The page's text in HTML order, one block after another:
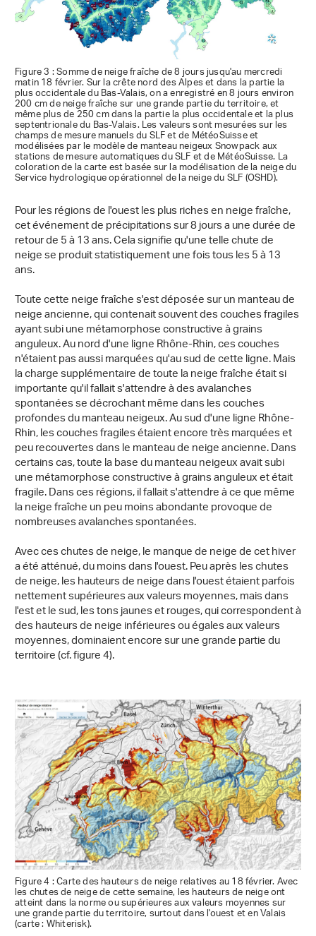
Figure 3 : Somme de neige fraîche de 8 jours jusqu'au mercredi
matin 18 février. Sur la crête nord des Alpes et dans la partie la
plus occidentale du Bas-Valais, on a enregistré en 8 jours environ
200 cm de neige fraîche sur une grande partie du territoire, et
même plus de 250 cm dans la partie la plus occidentale et la plus
septentrionale du Bas-Valais. Les valeurs sont mesurées sur les
champs de mesure manuels du SLF et de MétéoSuisse et
modélisées par le modèle de manteau neigeux Snowpack aux
stations de mesure automatiques du SLF et de MétéoSuisse. La
coloration de la carte est basée sur la modélisation de la neige du
Service hydrologique opérationnel de la neige du SLF (OSHD).
Pour les régions de l'ouest les plus riches en neige fraîche,
cet événement de précipitations sur 8 jours a une durée de
retour de 5 à 13 ans. Cela signifie qu'une telle chute de
neige se produit statistiquement une fois tous les 5 à 13
ans.
Toute cette neige fraîche s'est déposée sur un manteau de
neige ancienne, qui contenait souvent des couches fragiles
ayant subi une métamorphose constructive à grains
anguleux. Au nord d'une ligne Rhône-Rhin, ces couches
n'étaient pas aussi marquées qu'au sud de cette ligne. Mais
la charge supplémentaire de toute la neige fraîche était si
importante qu'il fallait s'attendre à des avalanches
spontanées se décrochant même dans les couches
profondes du manteau neigeux. Au sud d'une ligne Rhône-
Rhin, les couches fragiles étaient encore très marquées et
peu recouvertes dans le manteau de neige ancienne. Dans
certains cas, toute la base du manteau neigeux avait subi
une métamorphose constructive à grains anguleux et était
fragile. Dans ces régions, il fallait s'attendre à ce que même
la neige fraîche un peu moins abondante provoque de
nombreuses avalanches spontanées.
Avec ces chutes de neige, le manque de neige de cet hiver
a été atténué, du moins dans l'ouest. Peu après les chutes
de neige, les hauteurs de neige dans l'ouest étaient parfois
nettement supérieures aux valeurs moyennes, mais dans
l'est et le sud, les tons jaunes et rouges, qui correspondent à
des hauteurs de neige inférieures ou égales aux valeurs
moyennes, dominaient encore sur une grande partie du
territoire (cf. figure 4).
Figure 4 : Carte des hauteurs de neige relatives au 18 février. Avec
les chutes de neige de cette semaine, les hauteurs de neige ont
atteint dans la norme ou supérieures aux valeurs moyennes sur
une grande partie du territoire, surtout dans l'ouest et en Valais
(carte : Whiterisk).